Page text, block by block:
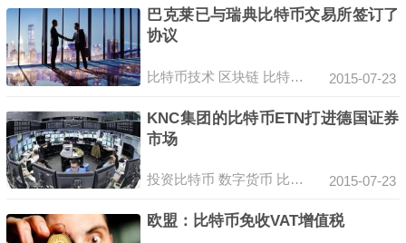
巴克莱已与瑞典比特币交易所签订了
协议
比特币技术 区块链 比特币交易所 交易所
2015-07-23
KNC集团的比特币ETN打进德国证券
市场
投资比特币 数字货币 比特币交易所 交易所
2015-07-23
欧盟：比特币免收VAT增值税